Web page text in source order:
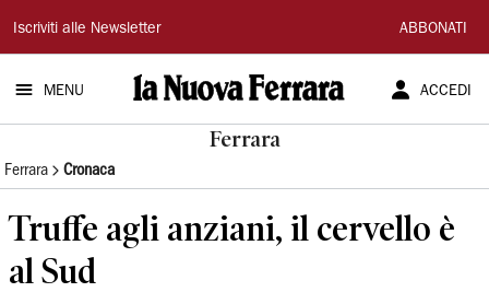
La
Nuova
Ferrara
Iscriviti alle Newsletter ABBONATI
MENU ACCEDI
Ferrara
Ferrara Cronaca
Truffe agli anziani, il cervello è
al Sud